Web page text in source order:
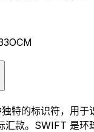
特的标识符，用于
汇款。SWIFT 是环